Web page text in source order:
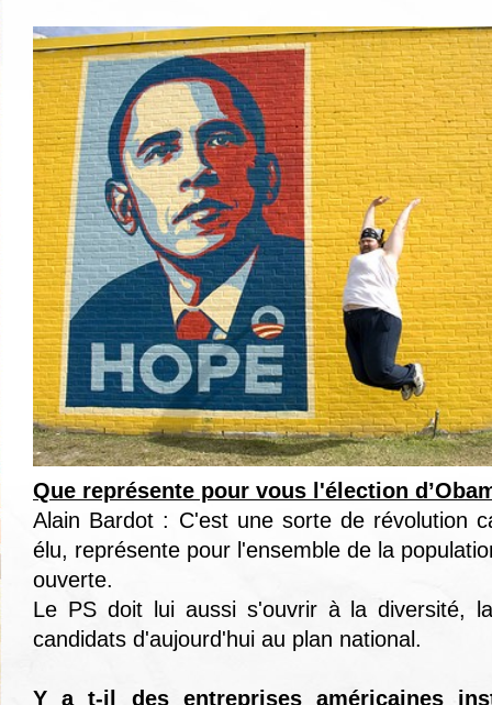
Que représente pour vous l'élection
Alain Bardot : C'est une sorte de révolution
élu, représente pour l'ensemble de la
ouverte.
Le PS doit lui aussi s'ouvrir à la diversité,
candidats d'aujourd'hui au plan national.
Y a t-il des entreprises américaines